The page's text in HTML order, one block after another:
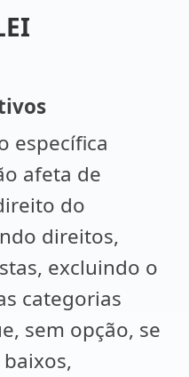
específica
afeta de
do
direitos,
excluindo o
categorias
sem opção, se